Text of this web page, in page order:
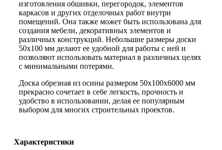
изготовления обшивки, перегородок, элементов
каркасов и других отделочных работ внутри
помещений. Она также может быть использована для
создания мебели, декоративных элементов и
различных конструкций. Небольшие размеры доски
50х100 мм делают ее удобной для работы с ней и
позволяют использовать материал в различных целях
с минимальными потерями.
Доска обрезная из осины размером 50х100х6000 мм
прекрасно сочетает в себе легкость, прочность и
удобство в использовании, делая ее популярным
выбором для многих строительных проектов.
Характеристики